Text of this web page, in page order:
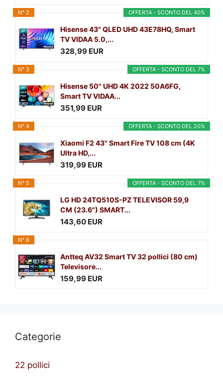
OFFERTA - SCONTO DEL 40%
N° 2
Hisense 43" QLED UHD 43E78HQ, Smart
TV VIDAA 5.0,...
328,99 EUR
OFFERTA - SCONTO DEL 7%
N° 3
Hisense 50" UHD 4K 2022 50A6FG,
Smart TV VIDAA...
351,99 EUR
OFFERTA - SCONTO DEL 20%
N° 4
Xiaomi F2 43" Smart Fire TV 108 cm (4K
Ultra HD,...
319,99 EUR
OFFERTA - SCONTO DEL 7%
N° 5
LG HD 24TQ510S-PZ TELEVISOR 59,9
CM (23.6") SMART...
143,60 EUR
N° 6
Antteq AV32 Smart TV 32 pollici (80 cm)
Televisore...
159,99 EUR
Categorie
22 pollici